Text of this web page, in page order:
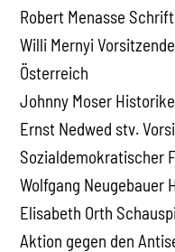
Robert Menasse
Willi Mernyi
Österreich
Johnny Moser
Ernst Nedwed stv.
Sozialdemokratischer
Wolfgang Neugebauer
Elisabeth Orth
Aktion gegen den